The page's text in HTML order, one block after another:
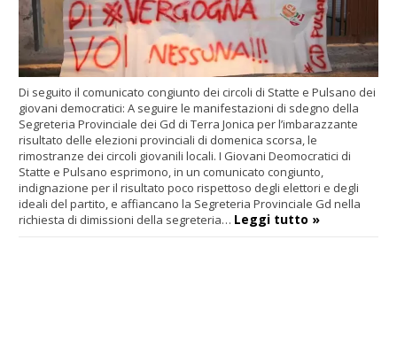
Di seguito il comunicato congiunto dei circoli di Statte e Pulsano dei
giovani democratici: A seguire le manifestazioni di sdegno della
Segreteria Provinciale dei Gd di Terra Jonica per l’imbarazzante
risultato delle elezioni provinciali di domenica scorsa, le
rimostranze dei circoli giovanili locali. I Giovani Deomocratici di
Statte e Pulsano esprimono, in un comunicato congiunto,
indignazione per il risultato poco rispettoso degli elettori e degli
ideali del partito, e affiancano la Segreteria Provinciale Gd nella
richiesta di dimissioni della segreteria… Leggi tutto »